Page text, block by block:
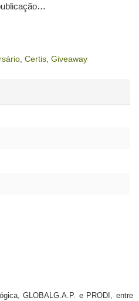
,Certis ,Giveaway
GLOBALG.A.P. e PRODI, entre